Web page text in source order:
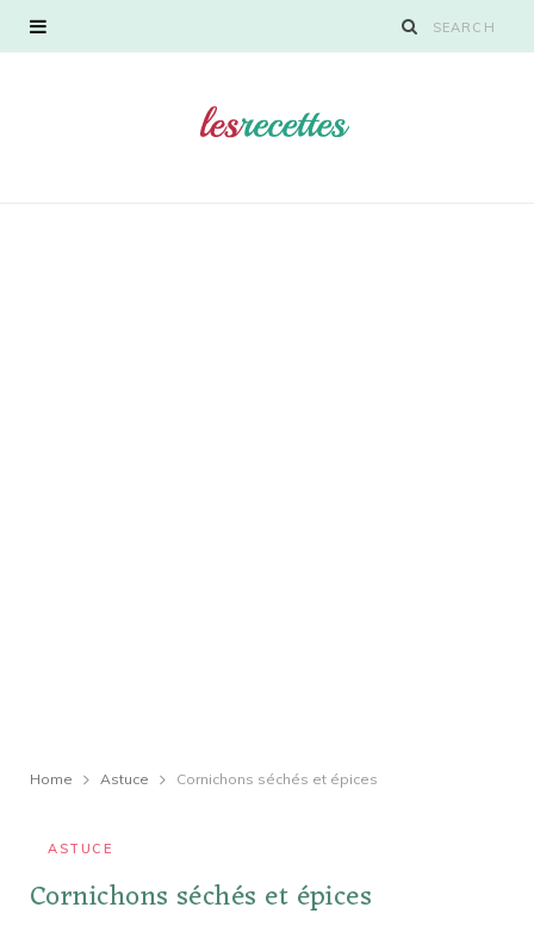
Home Astuce Cornichons séchés et épices
ASTUCE
Cornichons séchés et épices